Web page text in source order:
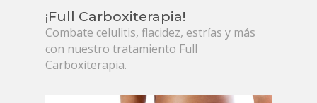
¡Full Carboxiterapia!
Combate celulitis, flacidez, estrías y más
con nuestro tratamiento Full
Carboxiterapia.